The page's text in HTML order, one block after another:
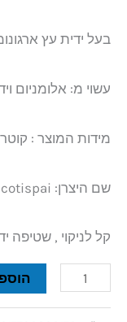
בעל ידית עץ
עשוי מ: אלומניום
מידות המוצר : קוטר 5.5 ס"מ
שם היצרן: Eppicotispai, איטליה
קל לניקוי , שטיפה